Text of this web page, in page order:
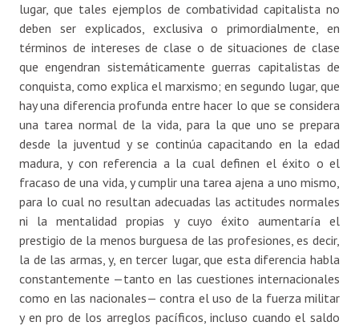
lugar, que tales ejemplos de combatividad capitalista no
deben ser explicados, exclusiva o primordialmente, en
términos de intereses de clase o de situaciones de clase
que engendran sistemáticamente guerras capitalistas de
conquista, como explica el marxismo; en segundo lugar, que
hay una diferencia profunda entre hacer lo que se considera
una tarea normal de la vida, para la que uno se prepara
desde la juventud y se continúa capacitando en la edad
madura, y con referencia a la cual definen el éxito o el
fracaso de una vida, y cumplir una tarea ajena a uno mismo,
para lo cual no resultan adecuadas las actitudes normales
ni la mentalidad propias y cuyo éxito aumentaría el
prestigio de la menos burguesa de las profesiones, es decir,
la de las armas, y, en tercer lugar, que esta diferencia habla
constantemente —tanto en las cuestiones internacionales
como en las nacionales— contra el uso de la fuerza militar
y en pro de los arreglos pacíficos, incluso cuando el saldo